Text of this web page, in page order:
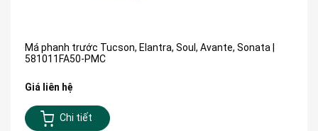
Má phanh trước Tucson, Elantra, Soul, Avante, Sonata |
581011FA50-PMC
Giá liên hệ
Chi tiết